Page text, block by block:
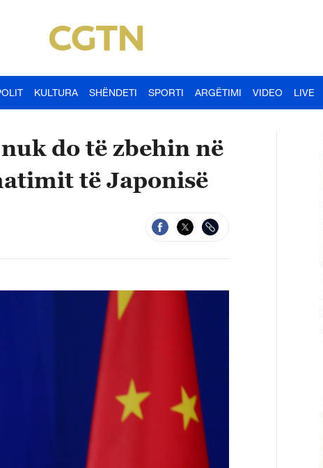
KULTURA SHËNDETI SPORTI ARGËTIMI VIDEO LIVE
do të zbehin në
të Japonisë